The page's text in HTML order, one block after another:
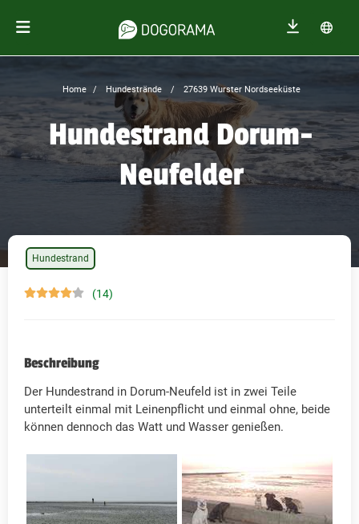
Home Hundestrände 27639 Wurster Nordseeküste
Hundestrand Dorum-
Neufelder
(14)
Hundestrand
Beschreibung
Der Hundestrand in Dorum-Neufeld ist in zwei Teile
unterteilt einmal mit Leinenpflicht und einmal ohne, beide
können dennoch das Watt und Wasser genießen.